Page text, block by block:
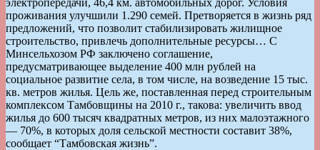
проживания улучшили 1.290 семей. Претворяется в жизнь ряд
предложений, что позволит стабилизировать жилищное
строительство, привлечь дополнительные ресурсы… С
Минсельхозом РФ заключено соглашение,
предусматривающее выделение 400 млн рублей на
социальное развитие села, в том числе, на возведение 15 тыс.
кв. метров жилья. Цель же, поставленная перед строительным
комплексом Тамбовщины на 2010 г., такова: увеличить ввод
жилья до 600 тысяч квадратных метров, из них малоэтажного
— 70%, в которых доля сельской местности составит 38%,
сообщает “Тамбовская жизнь”.